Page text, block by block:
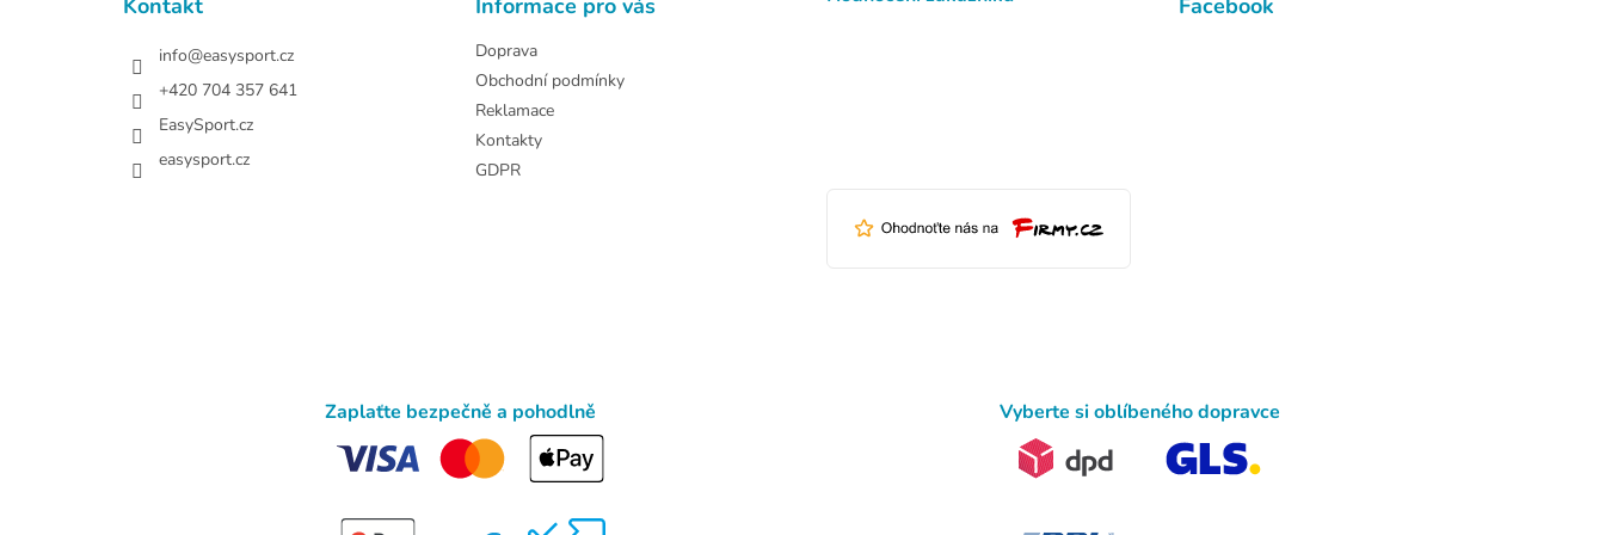
info@easysport.cz
+420 704 357 641
EasySport.cz
easysport.cz
Doprava
Obchodní podmínky
Reklamace
Kontakty
GDPR
Zaplaťte bezpečně a pohodlně Vyberte si oblíbeného dopravce